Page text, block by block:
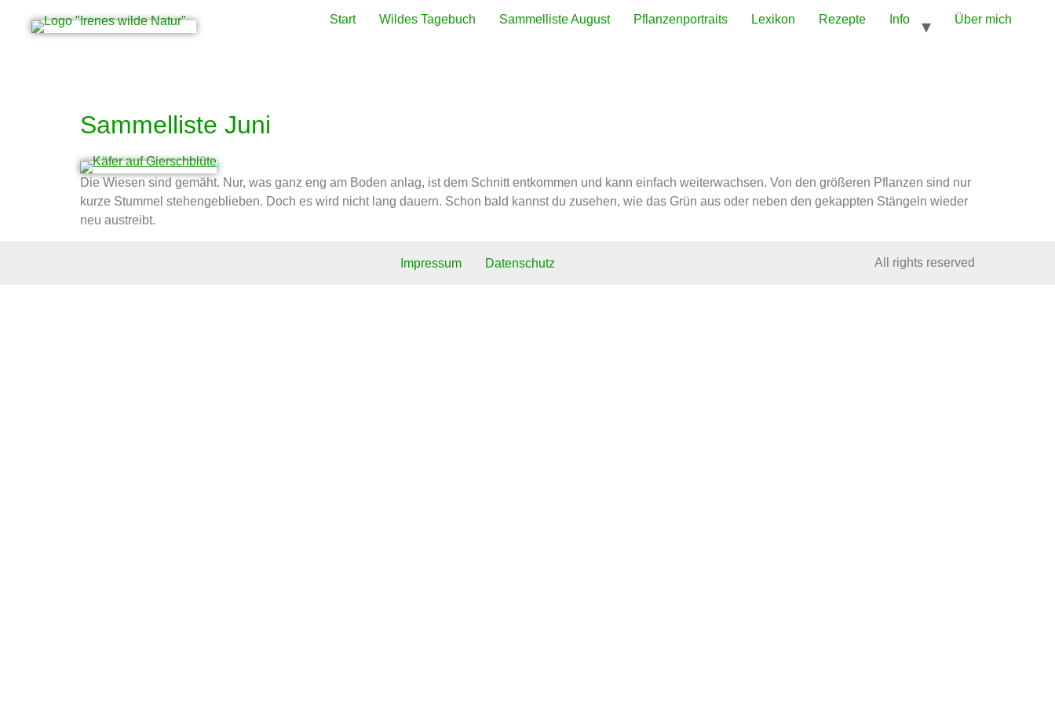
Start Wildes Tagebuch Sammelliste August Pflanzenportraits Lexikon Rezepte Info Über mich
Sammelliste Juni
Die Wiesen sind gemäht. Nur, was ganz eng am Boden anlag, ist dem Schnitt entkommen und kann einfach weiterwachsen. Von den größeren Pflanzen sind nur
kurze Stummel stehengeblieben. Doch es wird nicht lang dauern. Schon bald kannst du zusehen, wie das Grün aus oder neben den gekappten Stängeln wieder
neu austreibt.
Impressum Datenschutz All rights reserved